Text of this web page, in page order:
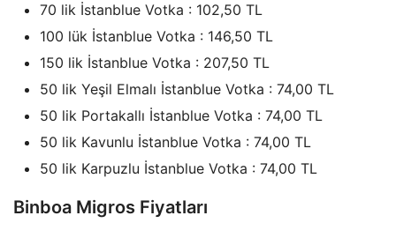
70 lik İstanblue Votka : 102,50 TL
100 lük İstanblue Votka : 146,50 TL
150 lik İstanblue Votka : 207,50 TL
50 lik Yeşil Elmalı İstanblue Votka : 74,00 TL
50 lik Portakallı İstanblue Votka : 74,00 TL
50 lik Kavunlu İstanblue Votka : 74,00 TL
50 lik Karpuzlu İstanblue Votka : 74,00 TL
Binboa Migros Fiyatları